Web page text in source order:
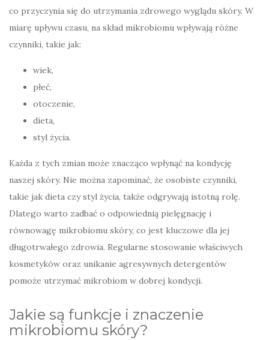
co przyczynia się do utrzymania zdrowego wyglądu skóry. W
miarę upływu czasu, na skład mikrobiomu wpływają różne
czynniki, takie jak:
wiek,
płeć,
otoczenie,
dieta,
styl życia.
Każda z tych zmian może znacząco wpłynąć na kondycję
naszej skóry. Nie można zapominać, że osobiste czynniki,
takie jak dieta czy styl życia, także odgrywają istotną rolę.
Dlatego warto zadbać o odpowiednią pielęgnację i
równowagę mikrobiomu skóry, co jest kluczowe dla jej
długotrwałego zdrowia. Regularne stosowanie właściwych
kosmetyków oraz unikanie agresywnych detergentów
pomoże utrzymać mikrobiom w dobrej kondycji.
Jakie są funkcje i znaczenie
mikrobiomu skóry?